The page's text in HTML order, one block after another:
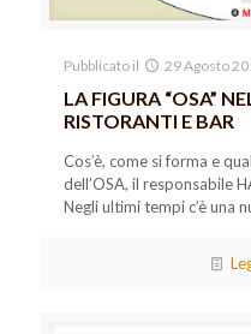
Pubblicato il 29 Agosto
LA FIGURA “OSA”
RISTORANTI E BAR
Cos’è, come si forma e
dell’OSA, il responsabile
Negli ultimi tempi c’è una